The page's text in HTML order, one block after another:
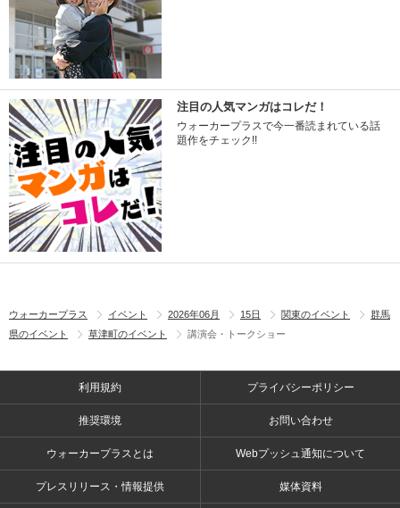
注目の人気マンガはコレだ！
ウォーカープラスで今一番読まれている話
題作をチェック!!
ウォーカープラス イベント 2026年06月 15日 関東のイベント
群馬
県のイベント
草津町のイベント 講演会・トークショー
利用規約 プライバシーポリシー
推奨環境 お問い合わせ
ウォーカープラスとは Webプッシュ通知について
プレスリリース・情報提供 媒体資料